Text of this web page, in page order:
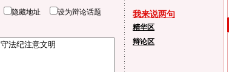
隐藏地址 设为辩论话题 我来说两句
精华区
辩论区